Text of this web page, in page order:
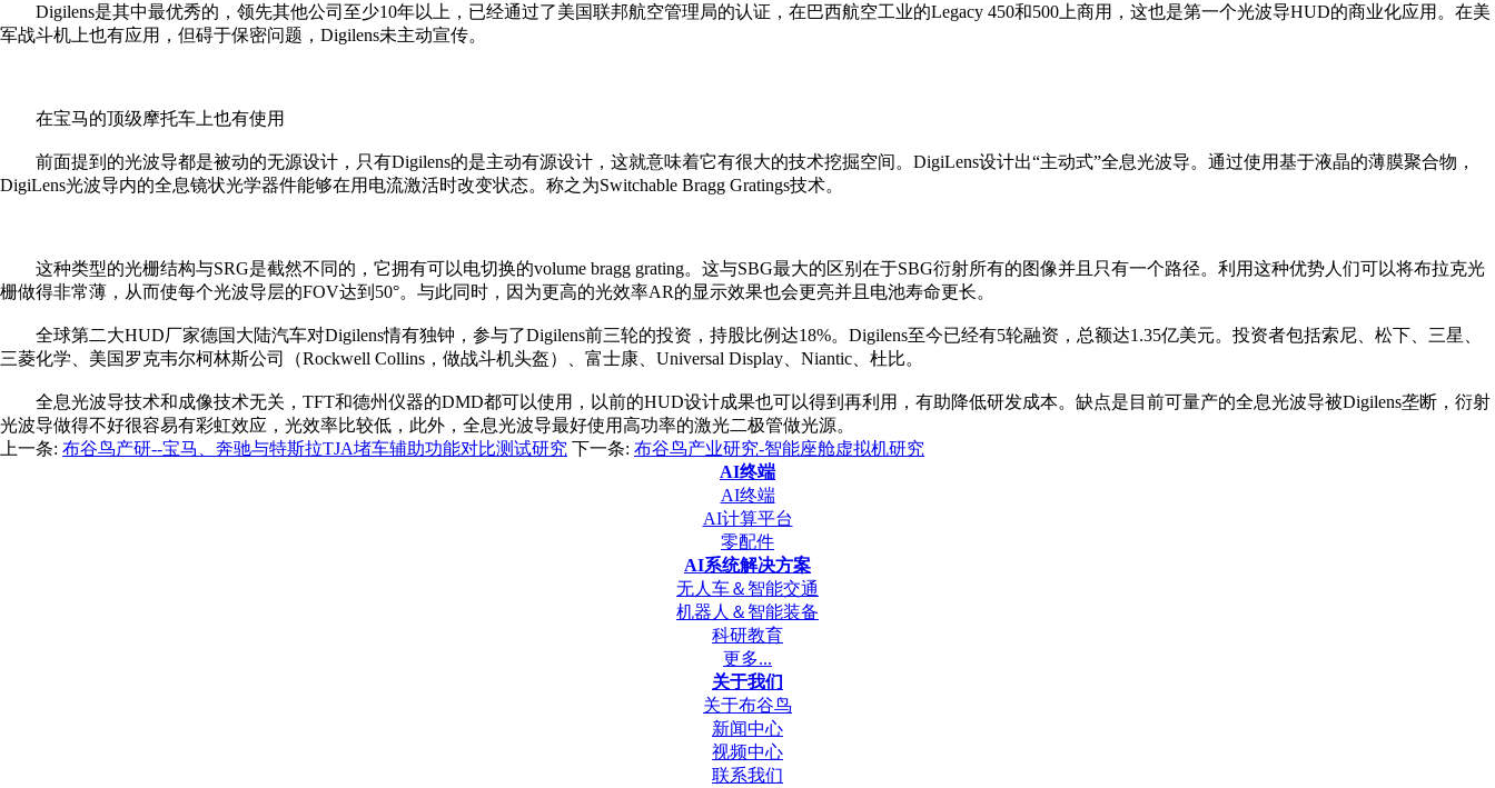
Digilens是其中最优秀的，领先其他公司至少10年以上，已经通过了美国联邦航空管理局的认证，在巴西航空工业的Legacy 450和500上商用，这也是第一个光波导HUD的商业化应用。在美
军战斗机上也有应用，但碍于保密问题，Digilens未主动宣传。
在宝马的顶级摩托车上也有使用
前面提到的光波导都是被动的无源设计，只有Digilens的是主动有源设计，这就意味着它有很大的技术挖掘空间。DigiLens设计出“主动式”全息光波导。通过使用基于液晶的薄膜聚合物，
DigiLens光波导内的全息镜状光学器件能够在用电流激活时改变状态。称之为Switchable Bragg Gratings技术。
这种类型的光栅结构与SRG是截然不同的，它拥有可以电切换的volume bragg grating。这与SBG最大的区别在于SBG衍射所有的图像并且只有一个路径。利用这种优势人们可以将布拉克光
栅做得非常薄，从而使每个光波导层的FOV达到50°。与此同时，因为更高的光效率AR的显示效果也会更亮并且电池寿命更长。
全球第二大HUD厂家德国大陆汽车对Digilens情有独钟，参与了Digilens前三轮的投资，持股比例达18%。Digilens至今已经有5轮融资，总额达1.35亿美元。投资者包括索尼、松下、三星、
三菱化学、美国罗克韦尔柯林斯公司（Rockwell Collins，做战斗机头盔）、富士康、Universal Display、Niantic、杜比。
全息光波导技术和成像技术无关，TFT和德州仪器的DMD都可以使用，以前的HUD设计成果也可以得到再利用，有助降低研发成本。缺点是目前可量产的全息光波导被Digilens垄断，衍射
光波导做得不好很容易有彩虹效应，光效率比较低，此外，全息光波导最好使用高功率的激光二极管做光源。
上一条: 布谷鸟产研--宝马、奔驰与特斯拉TJA堵车辅助功能对比测试研究 下一条: 布谷鸟产业研究-智能座舱虚拟机研究
AI终端
AI终端
AI计算平台
零配件
AI系统解决方案
无人车＆智能交通
机器人＆智能装备
科研教育
更多...
关于我们
关于布谷鸟
新闻中心
视频中心
联系我们